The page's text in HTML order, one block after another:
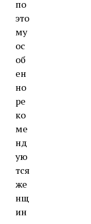
по
это
му
ос
об
ен
но
ре
ко
ме
нд
ую
тся
же
нщ
ин